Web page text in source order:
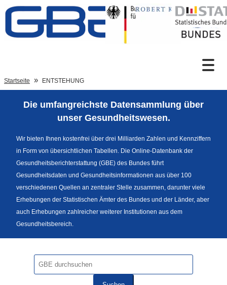
Zum Inhalt
Sprachumschaltung
Fußzeile
Startseite ENTSTEHUNG
Die umfangreichste Datensammlung über
unser Gesundheitswesen.
Wir bieten Ihnen kostenfrei über drei Milliarden Zahlen und Kennziffern
in Form von übersichtlichen Tabellen. Die Online-Datenbank der
Gesundheitsberichterstattung (GBE) des Bundes führt
Gesundheitsdaten und Gesundheitsinformationen aus über 100
verschiedenen Quellen an zentraler Stelle zusammen, darunter viele
Erhebungen der Statistischen Ämter des Bundes und der Länder, aber
auch Erhebungen zahlreicher weiterer Institutionen aus dem
Gesundheitsbereich.